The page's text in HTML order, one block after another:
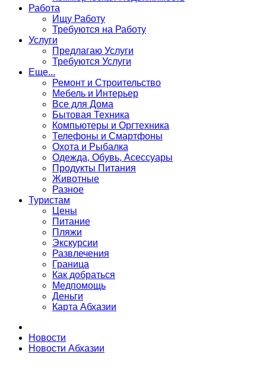
Работа
Ищу Работу
Требуются на Работу
Услуги
Предлагаю Услуги
Требуются Услуги
Еще...
Ремонт и Строительство
Мебель и Интерьер
Все для Дома
Бытовая Техника
Компьютеры и Оргтехника
Телефоны и Смартфоны
Охота и Рыбалка
Одежда, Обувь, Асессуары
Продукты Питания
Животные
Разное
Туристам
Цены
Питание
Пляжи
Экскурсии
Развлечения
Граница
Как добраться
Медпомощь
Деньги
Карта Абхазии
Новости
Новости Абхазии